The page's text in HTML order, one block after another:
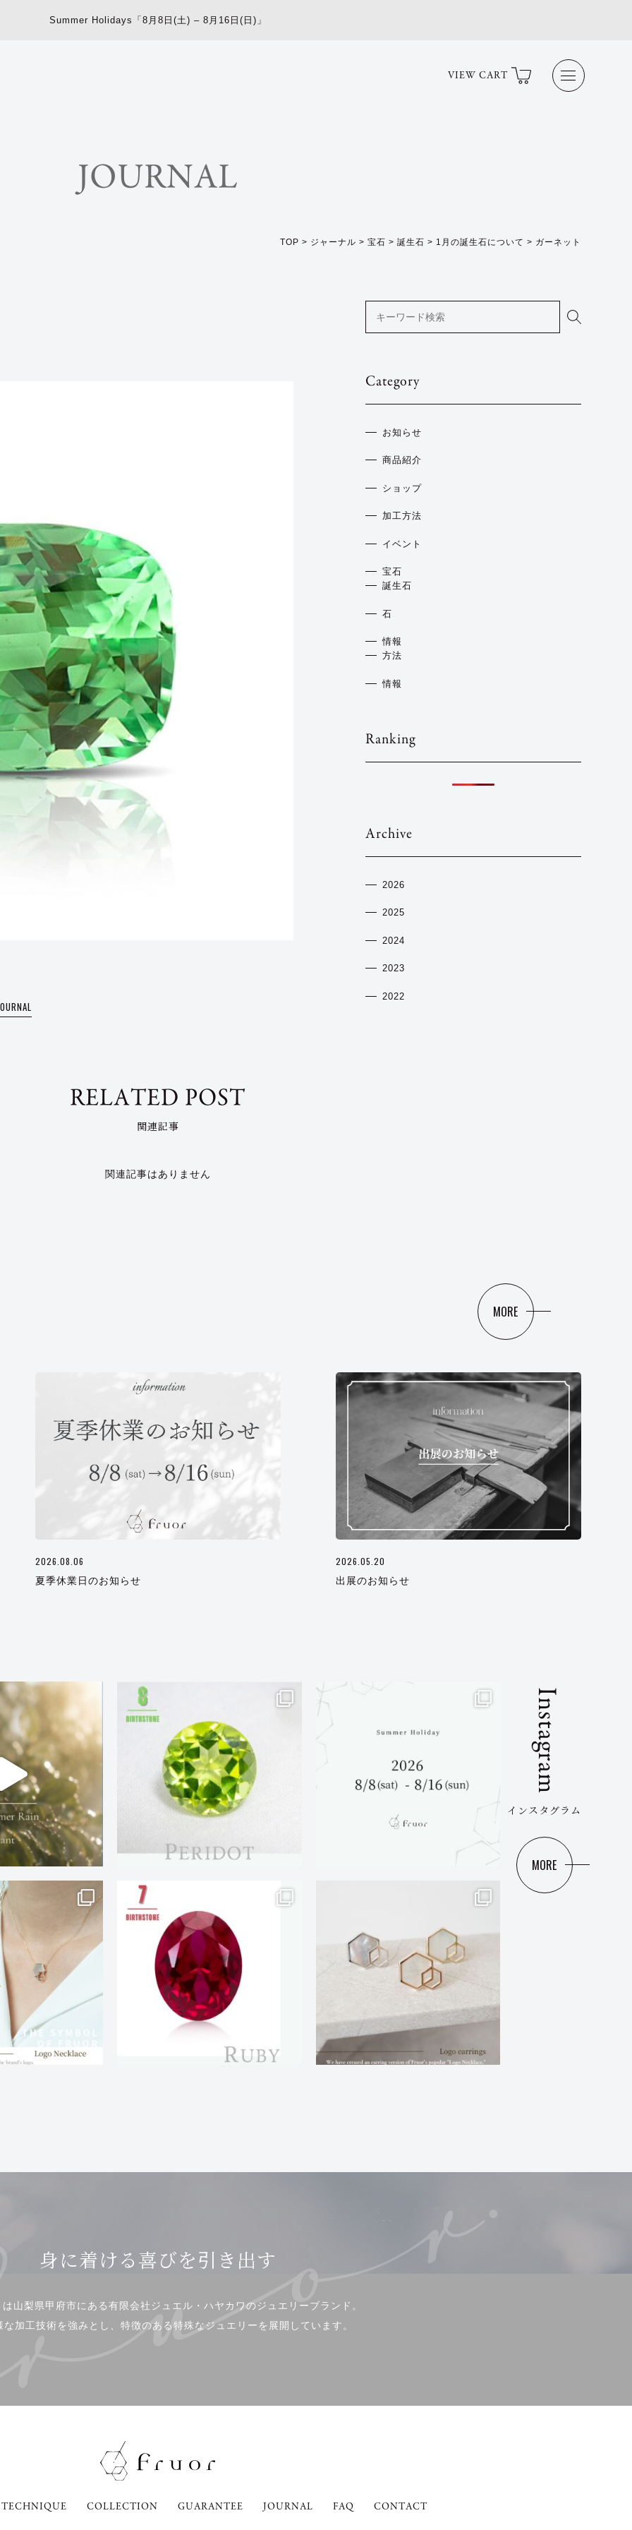
Summer Holidays「8月8日(土) – 8月16日(日)」
VIEW CART
JOURNAL
TOP > ジャーナル > 宝石 > 誕生石 > 1月の誕生石について > ガーネット
Category
お知らせ
商品紹介
ショップ
加工方法
イベント
宝石
誕生石
石
情報
方法
情報
Ranking
Archive
2026
2025
2024
2023
2022
RELATED POST
関連記事
関連記事はありません
2026.08.06
夏季休業日のお知らせ
2026.05.20
出展のお知らせ
MORE
Instagram
インスタグラム
MORE
身に着ける喜びを引き出す
山梨県甲府市にある有限会社ジュエル・ハヤカワのジュエリーブランド。
な加工技術を強みとし、特徴のある特殊なジュエリーを展開しています。
TECHNIQUE COLLECTION GUARANTEE JOURNAL FAQ CONTACT